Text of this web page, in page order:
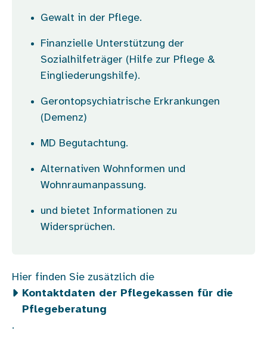
Gewalt in der Pflege.
Finanzielle Unterstützung der
Sozialhilfeträger (Hilfe zur Pflege &
Eingliederungshilfe).
Gerontopsychiatrische Erkrankungen
(Demenz)
MD Begutachtung.
Alternativen Wohnformen und
Wohnraumanpassung.
und bietet Informationen zu
Widersprüchen.
Hier finden Sie zusätzlich die
Kontaktdaten der Pflegekassen für die
Pflegeberatung
.